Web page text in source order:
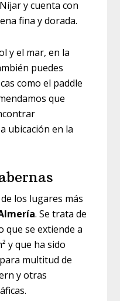
y cuenta con
fina y dorada.
y el mar, en la
puedes
como el paddle
que
ubicación en la
los lugares más
. Se trata de
que se extiende a
y que ha sido
multitud de
y otras